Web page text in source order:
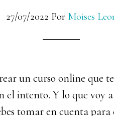
27/07/2022 Por Moises
un curso online que
el intento. Y lo que voy
tomar en cuenta